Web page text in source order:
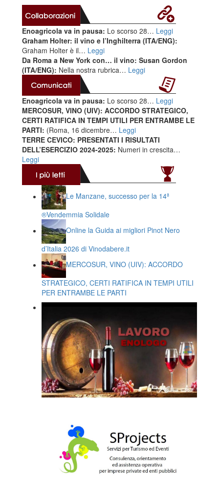
Enoagricola va in pausa: Lo scorso 28… Leggi
Graham Holter: il vino e l’Inghilterra (ITA/ENG):
Graham Holter è il… Leggi
Da Roma a New York con… il vino: Susan Gordon
(ITA/ENG): Nella nostra rubrica… Leggi
Enoagricola va in pausa: Lo scorso 28… Leggi
MERCOSUR, VINO (UIV): ACCORDO STRATEGICO,
CERTI RATIFICA IN TEMPI UTILI PER ENTRAMBE LE
PARTI: (Roma, 16 dicembre… Leggi
TERRE CEVICO: PRESENTATI I RISULTATI
DELL’ESERCIZIO 2024-2025: Numeri in crescita…
Leggi
Le Manzane, successo per la 14ª
®️Vendemmia Solidale
Online la Guida ai migliori Pinot Nero
d’Italia 2026 di Vinodabere.it
MERCOSUR, VINO (UIV): ACCORDO
STRATEGICO, CERTI RATIFICA IN TEMPI UTILI
PER ENTRAMBE LE PARTI